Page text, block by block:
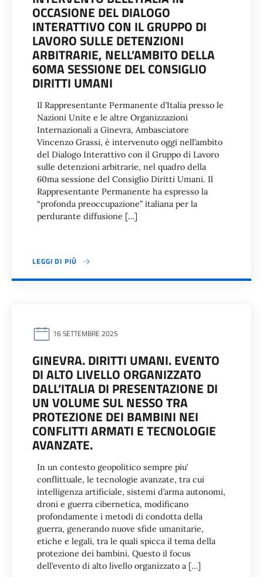
OCCASIONE DEL DIALOGO
INTERATTIVO CON IL GRUPPO DI
LAVORO SULLE DETENZIONI
ARBITRARIE, NELL’AMBITO DELLA
60MA SESSIONE DEL CONSIGLIO
DIRITTI UMANI
Il Rappresentante Permanente d’Italia presso le
Nazioni Unite e le altre Organizzazioni
Internazionali a Ginevra, Ambasciatore
Vincenzo Grassi, è intervenuto oggi nell’ambito
del Dialogo Interattivo con il Gruppo di Lavoro
sulle detenzioni arbitrarie, nel quadro della
60ma sessione del Consiglio Diritti Umani. Il
Rappresentante Permanente ha espresso la
“profonda preoccupazione” italiana per la
perdurante diffusione […]
LEGGI DI PIÙ
16 SETTEMBRE 2025
GINEVRA. DIRITTI UMANI. EVENTO
DI ALTO LIVELLO ORGANIZZATO
DALL’ITALIA DI PRESENTAZIONE DI
UN VOLUME SUL NESSO TRA
PROTEZIONE DEI BAMBINI NEI
CONFLITTI ARMATI E TECNOLOGIE
AVANZATE.
In un contesto geopolitico sempre piu’
conflittuale, le tecnologie avanzate, tra cui
intelligenza artificiale, sistemi d’arma autonomi,
droni e guerra cibernetica, modificano
profondamente i metodi di condotta della
guerra, generando nuove sfide umanitarie,
etiche e legali, tra le quali spicca il tema della
protezione dei bambini. Questo il focus
dell’evento di alto livello organizzato a […]